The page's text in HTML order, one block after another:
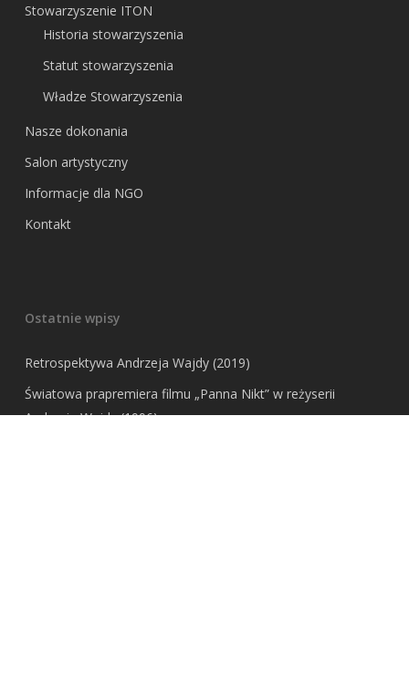
Stowarzyszenie ITON
Historia stowarzyszenia
Statut stowarzyszenia
Władze Stowarzyszenia
Nasze dokonania
Salon artystyczny
Informacje dla NGO
Kontakt
Ostatnie wpisy
Retrospektywa Andrzeja Wajdy (2019)
Światowa prapremiera filmu „Panna Nikt” w reżyserii
Andrzeja Wajdy (1996)